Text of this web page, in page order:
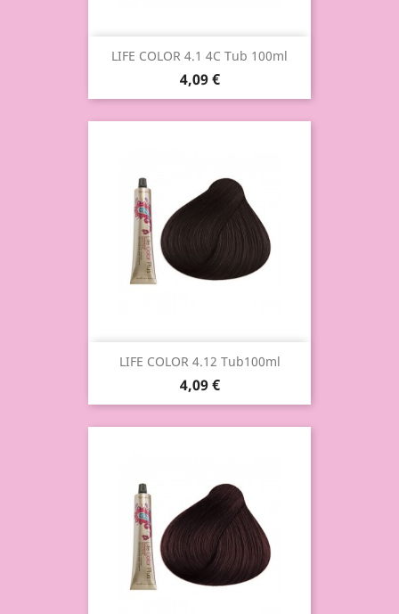
LIFE COLOR 4.1 4C Tub 100ml
4,09 €
LIFE COLOR 4.12 Tub100ml
4,09 €